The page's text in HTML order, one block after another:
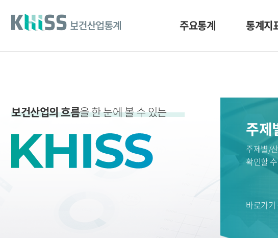
건
주요통계 통계지
보건산업의 흐름을 한 눈에 볼 수 있는
주제
주제별/
확인할
바로가